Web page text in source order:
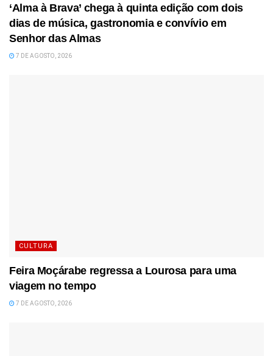
‘Alma à Brava’ chega à quinta edição com dois
dias de música, gastronomia e convívio em
Senhor das Almas
7 DE AGOSTO, 2026
CULTURA
Feira Moçárabe regressa a Lourosa para uma
viagem no tempo
7 DE AGOSTO, 2026